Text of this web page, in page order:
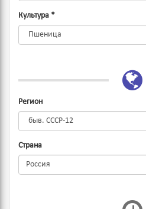
Культура *
Регион
Страна
Россия